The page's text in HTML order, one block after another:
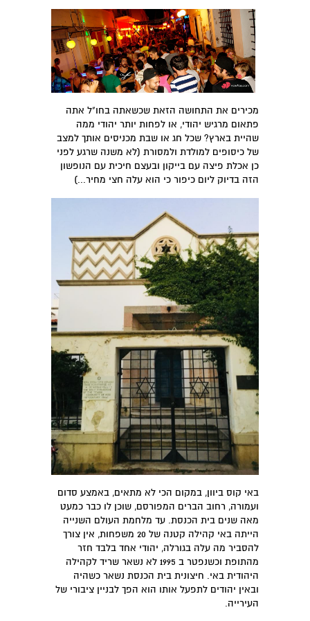
מכירים את התחושה הזאת שכשאתה בחו"ל אתה
פתאום מרגיש יהודי, או לפחות יותר יהודי ממה
שהיית בארץ? שכל חג או שבת מכניסים אותך למצב
של כיסופים למולדת ולמסורת (לא משנה שרגע לפני
כן אכלת פיצה עם בייקון ובעצם חיכית עם הנופשון
הזה בדיוק ליום כיפור כי הוא עלה חצי מחיר...)
באי קוס ביוון, במקום הכי לא מתאים, באמצע סדום
ועמורה, רחוב הברים המפורסם, שוכן לו כבר כמעט
מאה שנים בית הכנסת. עד מלחמת העולם השנייה
הייתה באי קהילה קטנה של 20 משפחות, אין צורך
להסביר מה עלה בגורלה, יהודי אחד בלבד חזר
מהתופת וכשנפטר ב 1995 לא נשאר שריד לקהילה
היהודית באי. חיצונית בית הכנסת נשאר כשהיה
ובאין יהודים לתפעל אותו הוא הפך לבניין ציבורי של
העירייה.